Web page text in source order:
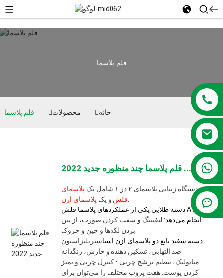
‎+86 13381209830‎
قلم پلاسما
خانه محصولات قلم پلاسما
قلم پلاسما چند منظوره جدید 2022 ...
دستگاه زیبایی پلاسمای ۲ در ۱ شامل یک
پلاسمای
فلش و یک پلاسمای ازن
دسته طلایی یکی از عملکردهای پلاسما فلش A را
انجام می‌دهد: لیفتینگ و سفت کردن صورت، از بین
دسته سفید تابع دو پلاسمای ازن استاستریلیزاسیون
ضد التهابی، تسکین دهنده و خارش، رنگدانه
متابولیک، تنظیم ترشح چربی • کنترل چربی و تمیز
کردن پوست. هفت پروب مختلف را می‌توان برای